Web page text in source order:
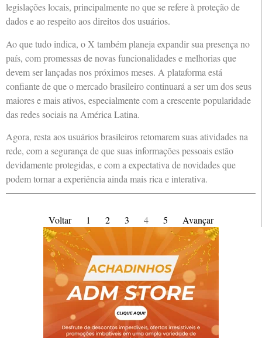
legislações locais, principalmente no que se refere à proteção de
dados e ao respeito aos direitos dos usuários.
Ao que tudo indica, o X também planeja expandir sua presença no
país, com promessas de novas funcionalidades e melhorias que
devem ser lançadas nos próximos meses. A plataforma está
confiante de que o mercado brasileiro continuará a ser um dos seus
maiores e mais ativos, especialmente com a crescente popularidade
das redes sociais na América Latina.
Agora, resta aos usuários brasileiros retomarem suas atividades na
rede, com a segurança de que suas informações pessoais estão
devidamente protegidas, e com a expectativa de novidades que
podem tornar a experiência ainda mais rica e interativa.
Voltar 1 2 3 4 5 Avançar